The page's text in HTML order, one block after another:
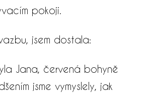
pokoji.​
jsem dostala:
Jana, červená bohyně
jsme vymyslely, jak